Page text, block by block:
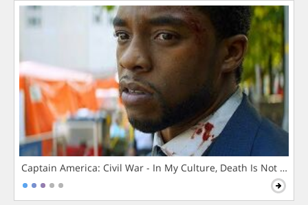
Captain America: Civil War - In My Culture, Death Is Not The